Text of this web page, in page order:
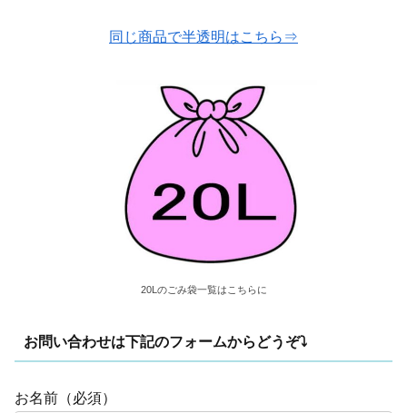
同じ商品で半透明はこちら⇒
20Lのごみ袋一覧はこちらに
お問い合わせは下記のフォームからどうぞ⤵
お名前（必須）